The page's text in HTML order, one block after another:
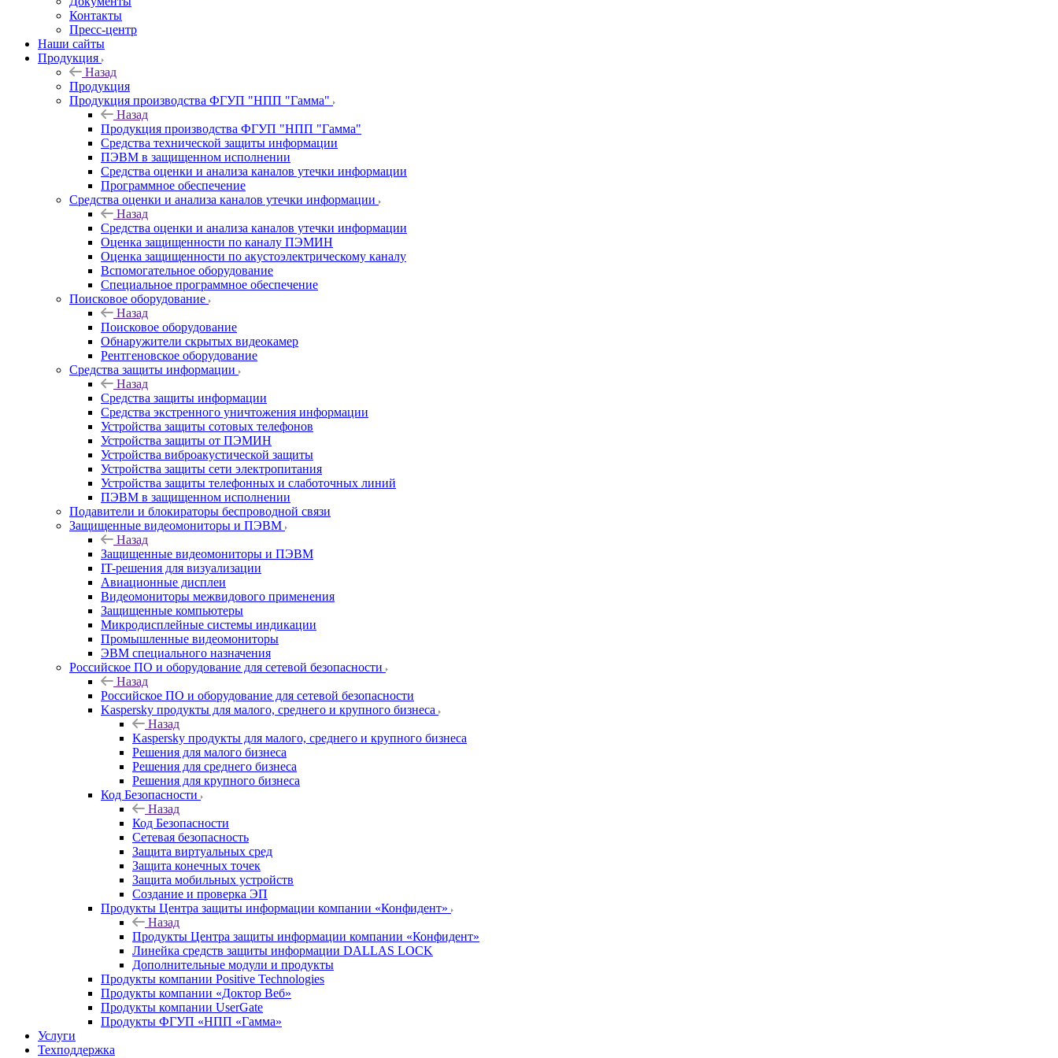
Контакты
Пресс-центр
Наши сайты
Продукция
Назад
Продукция
Продукция производства ФГУП "НПП "Гамма"
Назад
Продукция производства ФГУП "НПП "Гамма"
Средства технической защиты информации
ПЭВМ в защищенном исполнении
Средства оценки и анализа каналов утечки информации
Программное обеспечение
Средства оценки и анализа каналов утечки информации
Назад
Средства оценки и анализа каналов утечки информации
Оценка защищенности по каналу ПЭМИН
Оценка защищенности по акустоэлектрическому каналу
Вспомогательное оборудование
Специальное программное обеспечение
Поисковое оборудование
Назад
Поисковое оборудование
Обнаружители скрытых видеокамер
Рентгеновское оборудование
Средства защиты информации
Назад
Средства защиты информации
Средства экстренного уничтожения информации
Устройства защиты сотовых телефонов
Устройства защиты от ПЭМИН
Устройства виброакустической защиты
Устройства защиты сети электропитания
Устройства защиты телефонных и слаботочных линий
ПЭВМ в защищенном исполнении
Подавители и блокираторы беспроводной связи
Защищенные видеомониторы и ПЭВМ
Назад
Защищенные видеомониторы и ПЭВМ
IT-решения для визуализации
Авиационные дисплеи
Видеомониторы межвидового применения
Защищенные компьютеры
Микродисплейные системы индикации
Промышленные видеомониторы
ЭВМ специального назначения
Российское ПО и оборудование для сетевой безопасности
Назад
Российское ПО и оборудование для сетевой безопасности
Kaspersky продукты для малого, среднего и крупного бизнеса
Назад
Kaspersky продукты для малого, среднего и крупного бизнеса
Решения для малого бизнеса
Решения для среднего бизнеса
Решения для крупного бизнеса
Код Безопасности
Назад
Код Безопасности
Сетевая безопасность
Защита виртуальных сред
Защита конечных точек
Защита мобильных устройств
Создание и проверка ЭП
Продукты Центра защиты информации компании «Конфидент»
Назад
Продукты Центра защиты информации компании «Конфидент»
Линейка средств защиты информации DALLAS LOCK
Дополнительные модули и продукты
Продукты компании Positive Technologies
Продукты компании «Доктор Веб»
Продукты компании UserGate
Продукты ФГУП «НПП «Гамма»
Услуги
Техподдержка